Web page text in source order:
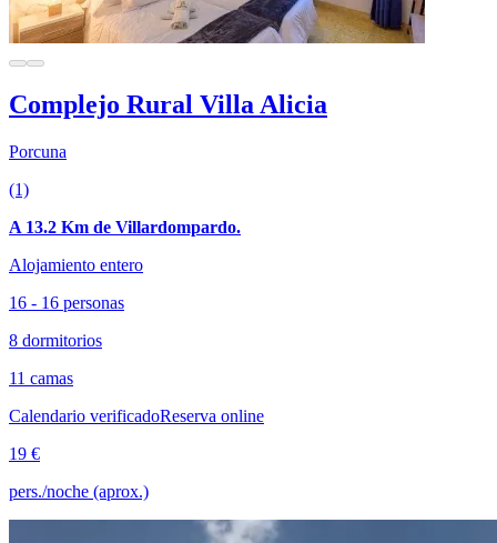
Complejo Rural Villa Alicia
Porcuna
(1)
A 13.2 Km de Villardompardo.
Alojamiento entero
16 - 16 personas
8 dormitorios
11 camas
Calendario verificadoReserva online
19 €
pers./noche (aprox.)